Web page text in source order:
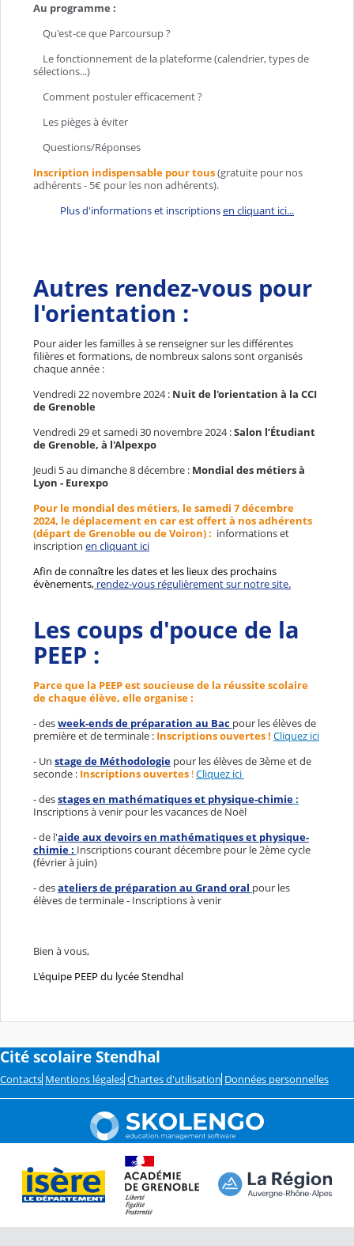
Au programme :
Qu'est-ce que Parcoursup ?
Le fonctionnement de la plateforme (calendrier, types de
sélections...)
Comment postuler efficacement ?
Les pièges à éviter
Questions/Réponses
Inscription indispensable pour tous(gratuite pour nos
adhérents - 5€ pour les non adhérents).
Plus d'informations et inscriptionsen cliquant ici...
Autres rendez-vous pour
l'orientation :
Pour aider les familles à se renseigner sur les différentes
filières et formations, de nombreux salons sont organisés
chaque année :
Vendredi 22 novembre 2024 : Nuit de l'orientation à la CCI
de Grenoble
Vendredi 29 et samedi 30 novembre 2024 :Salon l’Étudiant
de Grenoble, à l'Alpexpo
Jeudi 5 au dimanche 8 décembre : Mondial des métiers à
Lyon - Eurexpo
Pour le mondial des métiers, le samedi 7 décembre
2024, le déplacement en car est offert à nos adhérents
(départ de Grenoble ou de Voiron) : informations et
inscription en cliquant ici
Afin de connaître les dates et les lieux des prochains
évènements, rendez-vous régulièrement sur notre site.
Les coups d'pouce de la
PEEP :
Parce que la PEEP est soucieuse de la réussite scolaire
de chaque élève, elle organise :
- desweek-ends de préparation au Bac pour les élèves de
première et de terminale : Inscriptions ouvertes ! Cliquez ici
- Un stage de Méthodologie pour les élèves de 3ème et de
seconde : Inscriptions ouvertes !Cliquez ici
- desstages en mathématiques et physique-chimie:
Inscriptions à venir pour les vacances de Noël
- de l'aide aux devoirs en mathématiques et physique-
chimie : Inscriptions courant décembre pour le 2ème cycle
(février à juin)
- desateliers de préparation au Grand oral pour les
élèves de terminale - Inscriptions à venir
Bien à vous,
L'équipe PEEP du lycée Stendhal
Cité scolaire Stendhal
Contacts Mentions légales Chartes d'utilisation Données personnelles